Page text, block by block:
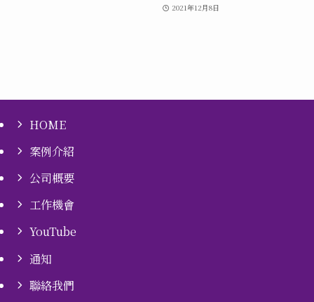
2021年12月8日
HOME
案例介紹
公司概要
工作機會
YouTube
通知
聯絡我們